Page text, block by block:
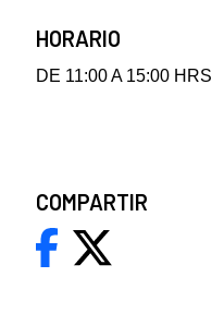
HORARIO
DE 11:00 A 15:00 HRS
COMPARTIR